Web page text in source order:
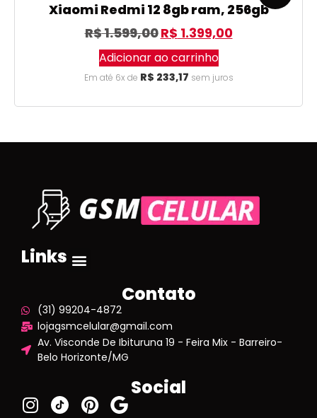
Xiaomi Redmi 12 8gb ram, 256gb
R$1.599,00R$ 1.399,00
Adicionar ao carrinho
Em até 6x de R$ 233,17 sem juros
Links
Contato
(31) 99204-4872
lojagsmcelular@gmail.com
Av. Visconde De Ibituruna 19 - Feira Mix - Barreiro-
Belo Horizonte/MG
Social